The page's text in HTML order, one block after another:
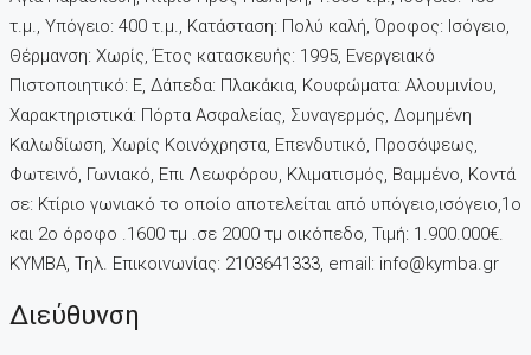
τ.μ., Υπόγειο: 400 τ.μ., Κατάσταση: Πολύ καλή, Όροφος: Ισόγειο,
Θέρμανση: Χωρίς, Έτος κατασκευής: 1995, Ενεργειακό
Πιστοποιητικό: Ε, Δάπεδα: Πλακάκια, Kουφώματα: Αλουμινίου,
Χαρακτηριστικά: Πόρτα Ασφαλείας, Συναγερμός, Δομημένη
Καλωδίωση, Χωρίς Κοινόχρηστα, Επενδυτικό, Προσόψεως,
Φωτεινό, Γωνιακό, Επι Λεωφόρου, Κλιματισμός, Βαμμένο, Κοντά
σε: Κτίριο γωνιακό το οποίο αποτελείται από υπόγειο,ισόγειο,1ο
και 2ο όροφο .1600 τμ .σε 2000 τμ οικόπεδο, Τιμή: 1.900.000€.
KYMBA, Τηλ. Επικοινωνίας: 2103641333, email: info@kymba.gr
Διεύθυνση